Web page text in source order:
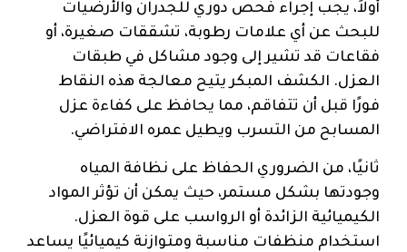
أولاً، يجب إجراء فحص دوري للجدران والأرضيات
للبحث عن أي علامات رطوبة، تشققات صغيرة، أو
فقاعات قد تشير إلى وجود مشاكل في طبقات
العزل. الكشف المبكر يتيح معالجة هذه النقاط
فورًا قبل أن تتفاقم، مما يحافظ على كفاءة عزل
المسابح من التسرب ويطيل عمره الافتراضي.
ثانيًا، من الضروري الحفاظ على نظافة المياه
وجودتها بشكل مستمر، حيث يمكن أن تؤثر المواد
الكيميائية الزائدة أو الرواسب على قوة العزل.
استخدام منظفات مناسبة ومتوازنة كيميائيًا يساعد